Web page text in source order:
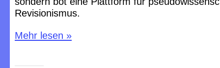
Revisionismus.
Mehr lesen »